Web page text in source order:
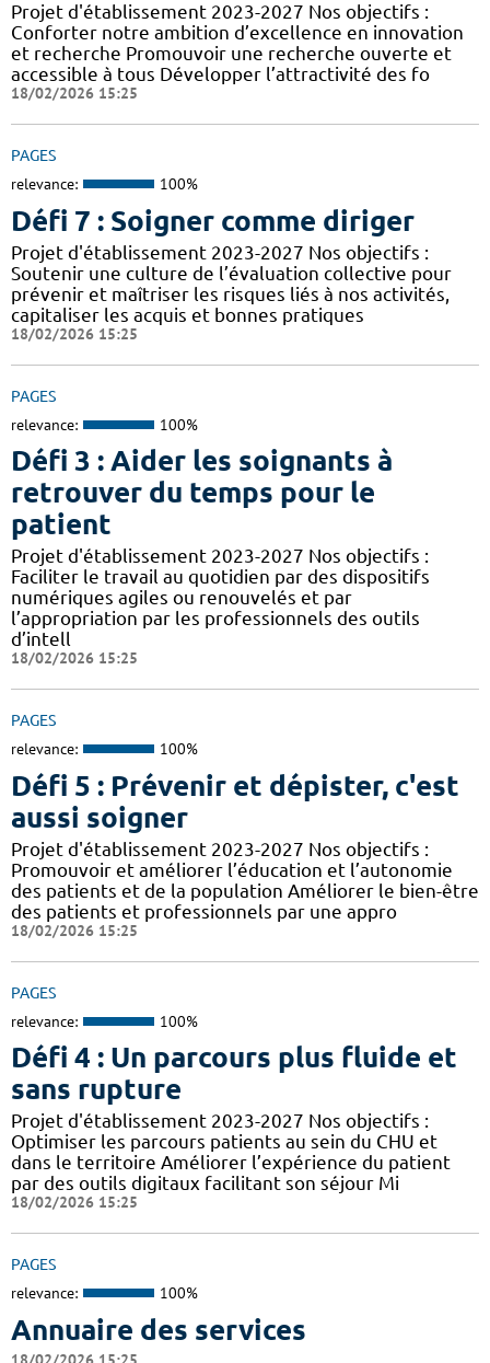
Projet d'établissement 2023-2027 Nos objectifs :
Conforter notre ambition d’excellence en innovation
et recherche Promouvoir une recherche ouverte et
accessible à tous Développer l’attractivité des fo
18/02/2026 15:25
PAGES
relevance: 100%
Défi 7 : Soigner comme diriger
Projet d'établissement 2023-2027 Nos objectifs :
Soutenir une culture de l’évaluation collective pour
prévenir et maîtriser les risques liés à nos activités,
capitaliser les acquis et bonnes pratiques
18/02/2026 15:25
PAGES
relevance: 100%
Défi 3 : Aider les soignants à
retrouver du temps pour le
patient
Projet d'établissement 2023-2027 Nos objectifs :
Faciliter le travail au quotidien par des dispositifs
numériques agiles ou renouvelés et par
l’appropriation par les professionnels des outils
d’intell
18/02/2026 15:25
PAGES
relevance: 100%
Défi 5 : Prévenir et dépister, c'est
aussi soigner
Projet d'établissement 2023-2027 Nos objectifs :
Promouvoir et améliorer l’éducation et l’autonomie
des patients et de la population Améliorer le bien-être
des patients et professionnels par une appro
18/02/2026 15:25
PAGES
relevance: 100%
Défi 4 : Un parcours plus fluide et
sans rupture
Projet d'établissement 2023-2027 Nos objectifs :
Optimiser les parcours patients au sein du CHU et
dans le territoire Améliorer l’expérience du patient
par des outils digitaux facilitant son séjour Mi
18/02/2026 15:25
PAGES
relevance: 100%
Annuaire des services